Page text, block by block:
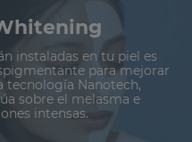
instaladas en tu piel es
para mejorar
tecnología Nanotech,
sobre el melasma e
intensas.